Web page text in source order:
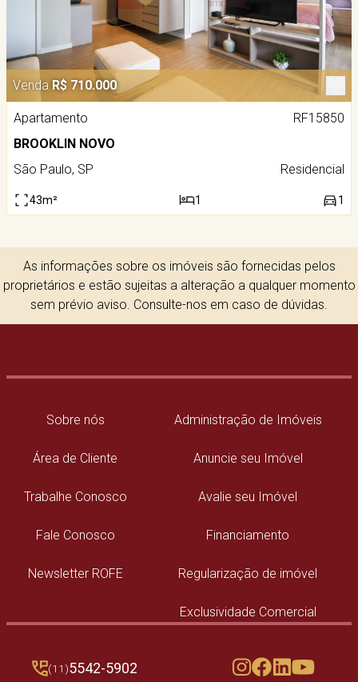
Venda R$ 710.000
Apartamento
RF15850
BROOKLIN NOVO
São Paulo, SP
Residencial
43m² 1 1
As informações sobre os imóveis são fornecidas pelos
proprietários e estão sujeitas a alteração a qualquer momento
sem prévio aviso. Consulte-nos em caso de dúvidas.
Sobre nós
Área de Cliente
Trabalhe Conosco
Fale Conosco
Newsletter ROFE
Administração de Imóveis
Anuncie seu Imóvel
Avalie seu Imóvel
Financiamento
Regularização de imóvel
Exclusividade Comercial
(11)5542-5902